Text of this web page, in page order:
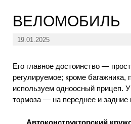
ВЕЛОМОБИЛЬ
19.01.2025
Его главное достоинство —
регулируемое; кроме
используем одноосный прицеп.
тормоза — на переднее и задние
Автоконструкторский